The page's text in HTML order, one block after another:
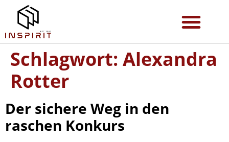
Schlagwort: Alexandra
Rotter
Der sichere Weg in den
raschen Konkurs